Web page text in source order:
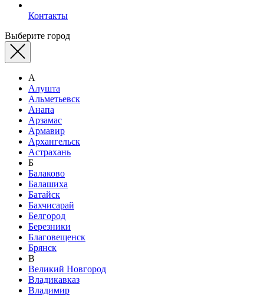
Контакты
Выберите город
А
Алушта
Альметьевск
Анапа
Арзамас
Армавир
Архангельск
Астрахань
Б
Балаково
Балашиха
Батайск
Бахчисарай
Белгород
Березники
Благовещенск
Брянск
В
Великий Новгород
Владикавказ
Владимир